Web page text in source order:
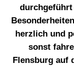
herzlich und
sonst
Flensburg auf